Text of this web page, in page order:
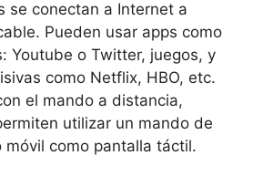
se conectan a Internet a
Pueden usar apps como
Youtube o Twitter, juegos, y
como Netflix, HBO, etc.
el mando a distancia,
utilizar un mando de
móvil como pantalla táctil.